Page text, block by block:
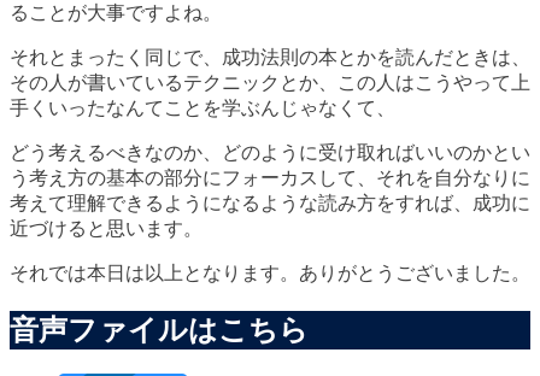
ることが大事ですよね。
それとまったく同じで、成功法則の本とかを読んだときは、
その人が書いているテクニックとか、この人はこうやって上
手くいったなんてことを学ぶんじゃなくて、
どう考えるべきなのか、どのように受け取ればいいのかとい
う 考え方の基本の部分にフォーカス して、それを自分なりに
考えて理解できるようになるような読み方をすれば、成功に
近づけると思います。
それでは本日は以上となります。ありがとうございました。
音声ファイルはこちら